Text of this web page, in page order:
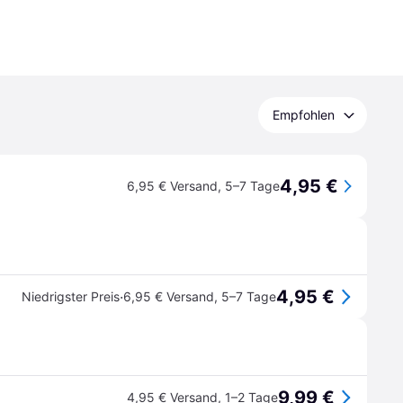
Empfohlen
6,95 € Versand, 5–7 Tage4,95 €
Niedrigster Preis·6,95 € Versand, 5–7 Tage4,95 €
4,95 € Versand, 1–2 Tage9,99 €